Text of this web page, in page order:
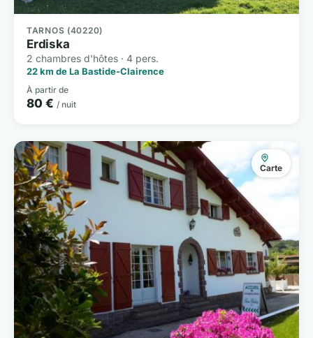
TARNOS (40220)
Erdiska
2 chambres d'hôtes · 4 pers.
22 km de La Bastide-Clairence
À partir de
80 € / nuit
Carte